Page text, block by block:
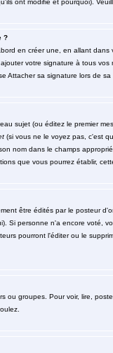
ont modifié et pourquoi).
?
en créer une, en allant
votre signature à tous
Attacher sa signature lors de sa
sujet (ou éditez le premier
(si vous ne le voyez pas, c'est
nom dans le champs
que vous pourrez établir,
être édités par le posteur
Si personne n'a encore voté,
pourront l'éditer ou le
ou groupes. Pour voir, lire,